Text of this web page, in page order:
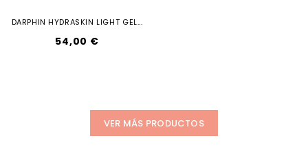
DARPHIN HYDRASKIN LIGHT GEL...
Precio
54,00 €
VER MÁS PRODUCTOS